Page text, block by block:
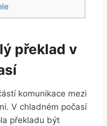
překlad v
komunikace mezi
V chladném počasí
překladu být